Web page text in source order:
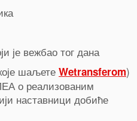
је вежбао тог дана
шаљете Wetransferom)
о реализованим
наставници добиће